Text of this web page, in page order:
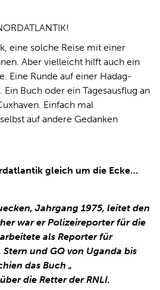
eine solche Reise mit einer
Aber vielleicht hilft auch ein
Eine Runde auf einer Hadag-
Ein Buch oder ein Tagesausflug an
Einfach mal
auf andere Gedanken
gleich um die Ecke…
Jahrgang 1975, leitet den
war er Polizeireporter für die
als Reporter für
und GQ von Uganda bis
das Buch „
über die Retter der RNLI.